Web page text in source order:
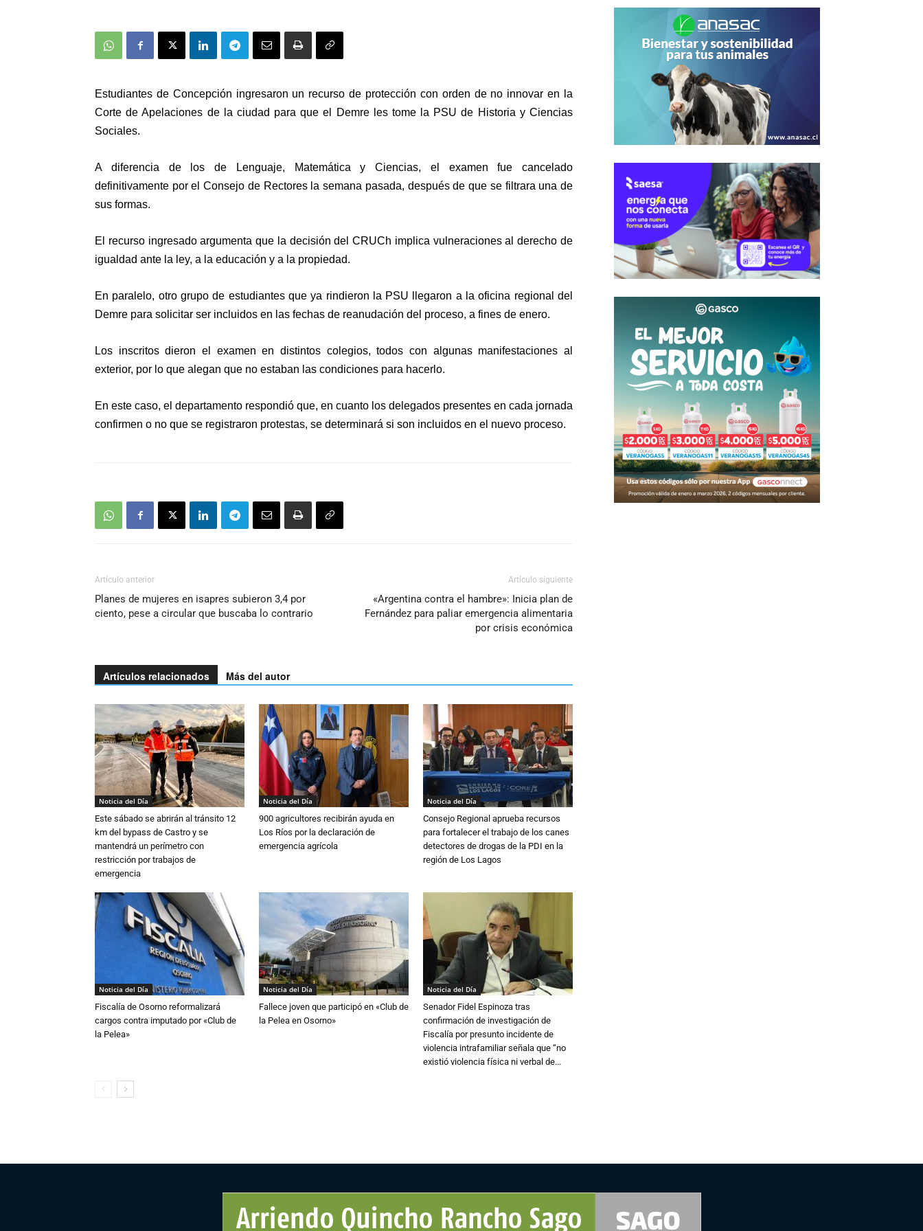
Estudiantes de Concepción ingresaron un recurso de protección con orden de no innovar en la
Corte de Apelaciones de la ciudad para queel Demre les tome la PSU de Historia y Ciencias
Sociales.
A diferencia de los de Lenguaje, Matemática y Ciencias, el examen fue cancelado
definitivamente por el Consejo de Rectoresla semana pasada, después de que se filtrara una de
sus formas.
El recurso ingresado argumenta que la decisión del CRUCh implica vulneraciones al derecho de
igualdad ante la ley, a la educación y a la propiedad.
En paralelo, otro grupo de estudiantes que ya rindieron la PSU llegaron a la oficina regional del
Demre para solicitar ser incluidos en las fechas de reanudación del proceso, a fines de enero.
Los inscritos dieron el examen en distintos colegios, todos con algunas manifestaciones al
exterior, por lo que alegan que no estaban las condiciones para hacerlo.
En este caso, el departamento respondió que, en cuanto los delegados presentes en cada jornada
confirmen o no que se registraron protestas, se determinará si son incluidos en el nuevo proceso.
Artículo anterior
Planes de mujeres en isapres subieron 3,4 por
ciento, pese a circular que buscaba lo contrario
Artículo siguiente
«Argentina contra el hambre»: Inicia plan de
Fernández para paliar emergencia alimentaria
por crisis económica
Artículos relacionados Más del autor
Noticia del Día
Este sábado se abrirán al tránsito 12
km del bypass de Castro y se
mantendrá un perímetro con
restricción por trabajos de
emergencia
Noticia del Día
900 agricultores recibirán ayuda en
Los Ríos por la declaración de
emergencia agrícola
Noticia del Día
Consejo Regional aprueba recursos
para fortalecer el trabajo de los canes
detectores de drogas de la PDI en la
región de Los Lagos
Noticia del Día
Fiscalía de Osorno reformalizará
cargos contra imputado por «Club de
la Pelea»
Noticia del Día
Fallece joven que participó en «Club de
la Pelea en Osorno»
Noticia del Día
Senador Fidel Espinoza tras
confirmación de investigación de
Fiscalía por presunto incidente de
violencia intrafamiliar señala que “no
existió violencia física ni verbal de...